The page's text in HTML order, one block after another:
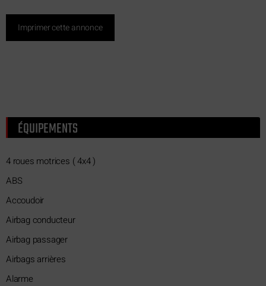
Imprimer cette annonce
ÉQUIPEMENTS
4 roues motrices ( 4x4 )
ABS
Accoudoir
Airbag conducteur
Airbag passager
Airbags arrières
Alarme